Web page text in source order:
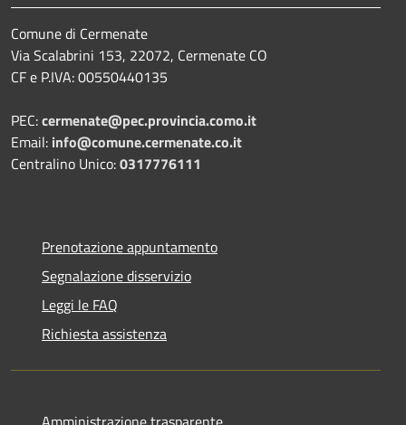
Comune di Cermenate
Via Scalabrini 153, 22072, Cermenate CO
CF e P.IVA: 00550440135
PEC:cermenate@pec.provincia.como.it
Email: info@comune.cermenate.co.it
Centralino Unico:0317776111
Prenotazione appuntamento
Segnalazione disservizio
Leggi le FAQ
Richiesta assistenza